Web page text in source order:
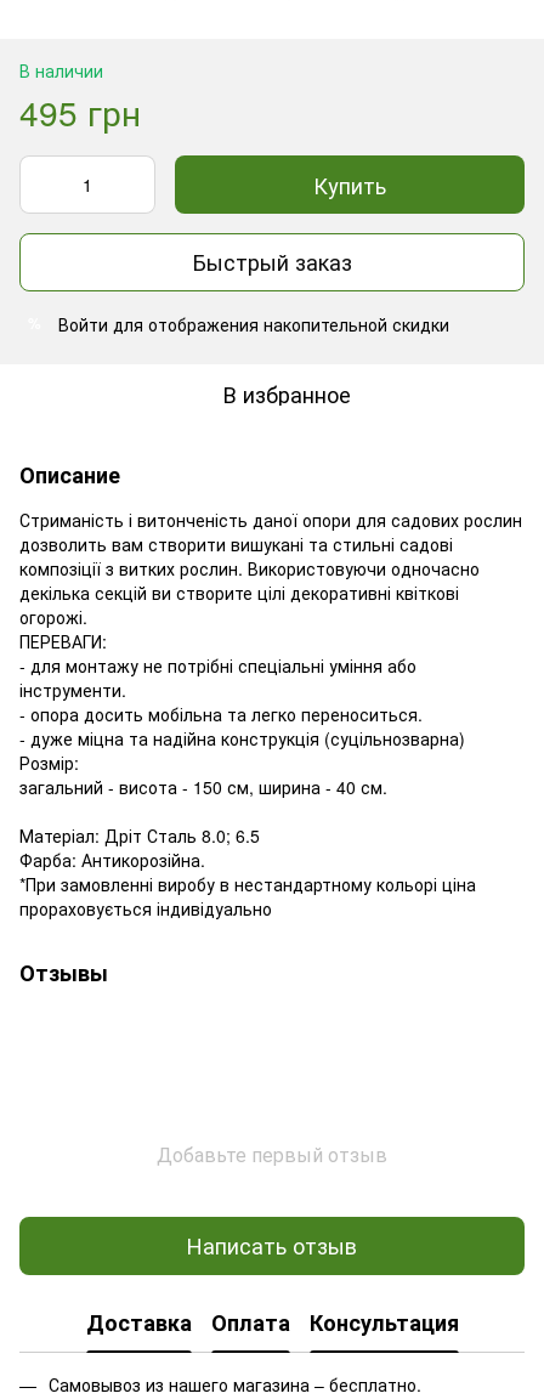
В наличии
495 грн
Купить
Быстрый заказ
Войти для отображения накопительной скидки
В избранное
Описание
Стриманість і витонченість даної опори для садових рослин
дозволить вам створити вишукані та стильні садові
композіції з витких рослин. Використовуючи одночасно
декілька секцій ви створите цілі декоративні квіткові
огорожі.
ПЕРЕВАГИ:
- для монтажу не потрібні спеціальні уміння або
інструменти.
- опора досить мобільна та легко переноситься.
- дуже міцна та надійна конструкція (суцільнозварна)
Розмір:
загальний - висота - 150 см, ширина - 40 см.
Матеріал: Дріт Сталь 8.0; 6.5
Фарба: Антикорозійна.
*При замовленні виробу в нестандартному кольорі ціна
прораховується індивідуально
Отзывы
Добавьте первый отзыв
Написать отзыв
Доставка Оплата Консультация
Самовывоз из нашего магазина – бесплатно.